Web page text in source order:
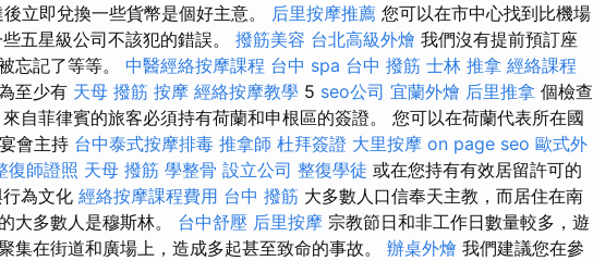
立即兌換一些貨幣是個好主意。 后里按摩推薦 您可以在市中心找到比機場
五星級公司不該犯的錯誤。 撥筋美容 台北高級外燴 我們沒有提前預訂座
忘記了等等。 中醫經絡按摩課程 台中 spa 台中 撥筋 士林 推拿 經絡課程
至少有 天母 撥筋 按摩 經絡按摩教學 5 seo公司 宜蘭外燴 后里推拿 個檢查
自菲律賓的旅客必須持有荷蘭和申根區的簽證。 您可以在荷蘭代表所在國
會主持 台中泰式按摩排毒 推拿師 杜拜簽證 大里按摩 on page seo 歐式外
復師證照 天母 撥筋 學整骨 設立公司 整復學徒 或在您持有有效居留許可的
為文化 經絡按摩課程費用 台中 撥筋 大多數人口信奉天主教，而居住在南
大多數人是穆斯林。 台中舒壓 后里按摩 宗教節日和非工作日數量較多，遊
集在街道和廣場上，造成多起甚至致命的事故。 辦桌外燴 我們建議您在參